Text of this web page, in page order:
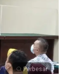
Perbesar